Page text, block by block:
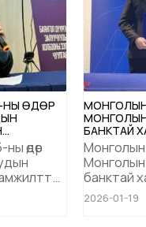
НЫ ӨДӨР
өдөр
БАНКТАЙ
CARD”
банктай
2026-01-19